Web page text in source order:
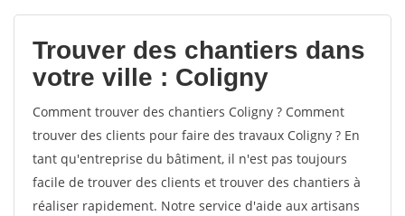
votes
Trouver des chantiers dans
votre ville : Coligny
Comment trouver des chantiers Coligny ? Comment
trouver des clients pour faire des travaux Coligny ? En
tant qu'entreprise du bâtiment, il n'est pas toujours
facile de trouver des clients et trouver des chantiers à
réaliser rapidement. Notre service d'aide aux artisans